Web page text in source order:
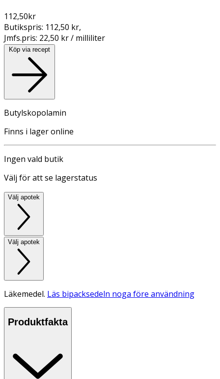
112,50kr
Butikspris: 112,50 kr,
Jmfs.pris: 22,50 kr / milliliter
Köp via recept
Butylskopolamin
Finns i lager online
Ingen vald butik
Välj för att se lagerstatus
Välj apotek
Välj apotek
Läkemedel. Läs bipacksedeln noga före användning
Produktfakta